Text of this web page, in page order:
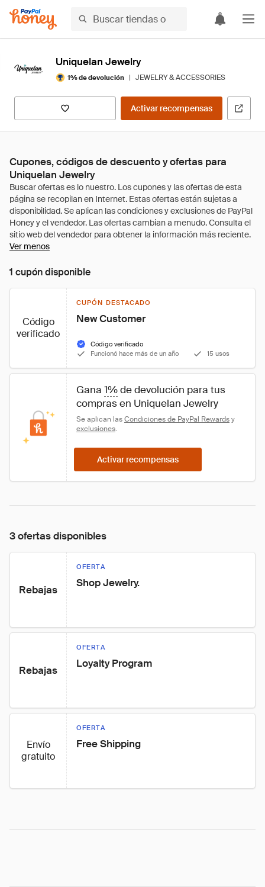
Uniquelan Jewelry
1% de devolución | JEWELRY & ACCESSORIES
Activar recompensas
Cupones, códigos de descuento y ofertas para
Uniquelan Jewelry
Ver menos
1 cupón disponible
Código
verificado
CUPÓN DESTACADO
New Customer
Código verificado
Funcionó hace más de un año
15 usos
Gana 1% de devolución para tus
compras en Uniquelan Jewelry
Se aplican las Condiciones de PayPal Rewards y
exclusiones.
Activar recompensas
3 ofertas disponibles
Rebajas
OFERTA
Shop Jewelry.
Rebajas
OFERTA
Loyalty Program
Envío
gratuito
OFERTA
Free Shipping